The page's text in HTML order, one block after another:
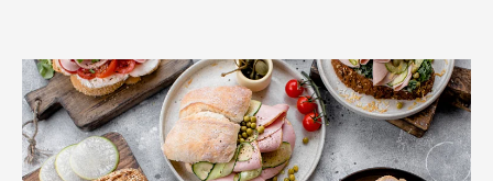
Колбаса
ПОПУЛЯРНЫЕ ТОВАРЫ